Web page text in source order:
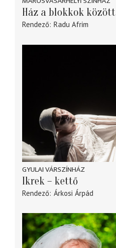
Ház a blokkok között
Rendező Radu Afrim
GYULAI VÁRSZÍNHÁZ
Ikrek – kettő
Rendező Árkosi Árpád